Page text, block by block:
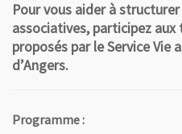
Pour vous aider à
associatives, participez
proposés par le Service Vie
d’Angers.
Programme :